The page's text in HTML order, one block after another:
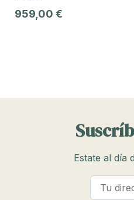
959,00 €
Estate al día